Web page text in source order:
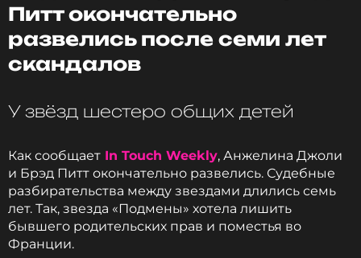
ССЫЛКА
Питт окончательно
развелись после семи лет
скандалов
У звёзд шестеро общих детей
Как сообщает In Touch Weekly, Анжелина Джоли
и Брэд Питт окончательно развелись. Судебные
разбирательства между звездами длились семь
лет. Так, звезда «Подмены» хотела лишить
бывшего родительских прав и поместья во
Франции.